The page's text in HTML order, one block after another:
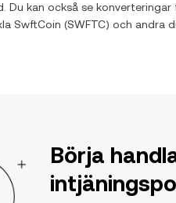
Du kan också se konverteringar
SwftCoin (SWFTC) och andra
Börja